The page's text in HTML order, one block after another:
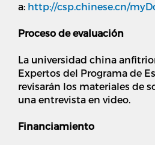
a: http://csp.chinese.cn/
Proceso de evaluación
La universidad china
Expertos del Programa de
revisarán los materiales de
una entrevista en video.
Financiamiento